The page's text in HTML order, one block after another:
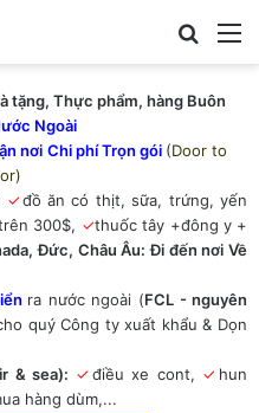
Bạn
tặng, Thực phẩm, hàng Buôn
Ngoài
nơi Chi phí Trọn gói (Door to
✓đồ ăn có thịt, sữa, trứng, yến
300$, ✓thuốc tây +đông y +
,Đức, Châu Âu: Đi đến nơi Về
ra nước ngoài (FCL - nguyên
quý Công ty xuất khẩu & Dọn
& sea): ✓ điều xe cont, ✓ hun
hàng dùm,...